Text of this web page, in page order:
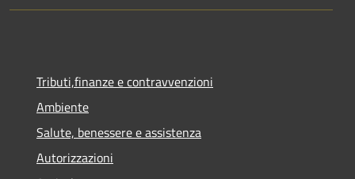
Tributi,finanze e contravvenzioni
Ambiente
Salute, benessere e assistenza
Autorizzazioni